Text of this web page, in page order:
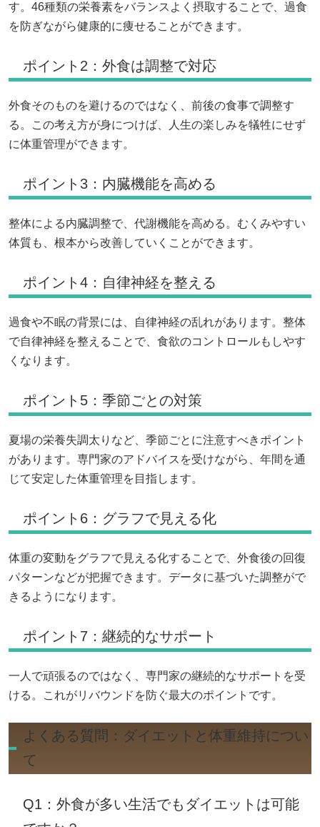
す。46種類の栄養素をバランスよく摂取することで、過食
を防ぎながら健康的に痩せることができます。
ポイント2：外食は調整で対応
外食そのものを避けるのではなく、前後の食事で調整す
る。この考え方が身につけば、人生の楽しみを犠牲にせず
に体重管理ができます。
ポイント3：内臓機能を高める
整体による内臓調整で、代謝機能を高める。むくみやすい
体質も、根本から改善していくことができます。
ポイント4：自律神経を整える
過食や不眠の背景には、自律神経の乱れがあります。整体
で自律神経を整えることで、食欲のコントロールもしやす
くなります。
ポイント5：季節ごとの対策
夏場の栄養失調太りなど、季節ごとに注意すべきポイント
があります。専門家のアドバイスを受けながら、年間を通
じて安定した体重管理を目指します。
ポイント6：グラフで見える化
体重の変動をグラフで見える化することで、外食後の回復
パターンなどが把握できます。データに基づいた調整がで
きるようになります。
ポイント7：継続的なサポート
一人で頑張るのではなく、専門家の継続的なサポートを受
ける。これがリバウンドを防ぐ最大のポイントです。
よくある質問：ダイエットと体重維持につい
て
Q1：外食が多い生活でもダイエットは可能